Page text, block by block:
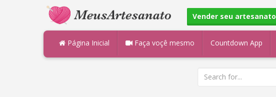
Vender seu artesanato
Página Inicial Faça voçê mesmo Countdown App